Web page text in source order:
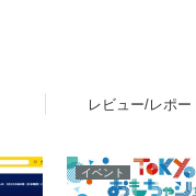
レビュー/レポー
イベント